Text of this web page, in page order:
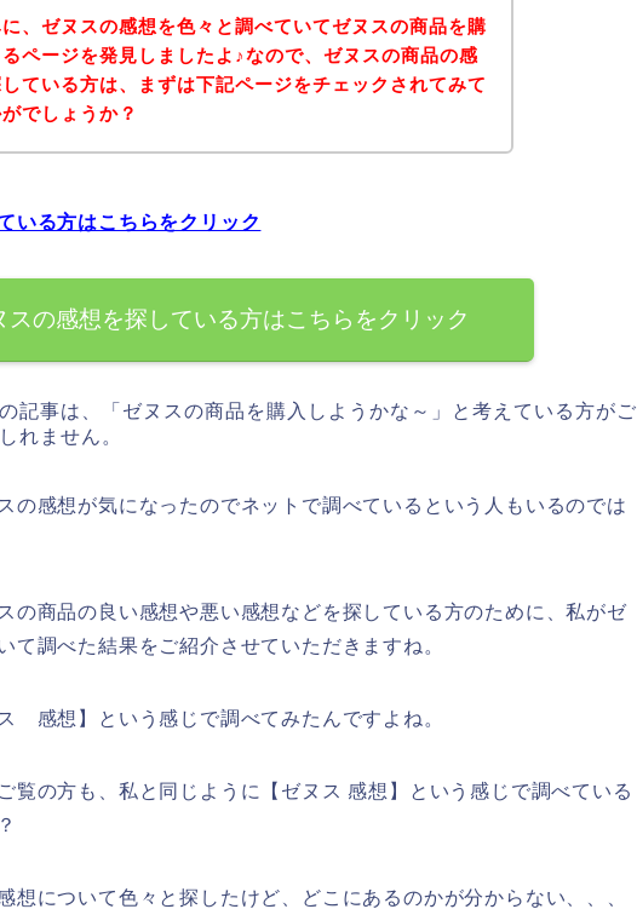
、ゼヌスの感想を色々と調べていてゼヌスの商品を購
るページを発見しましたよ♪なので、ゼヌスの商品の感
ている方は、まずは下記ページをチェックされてみて
でしょうか？
いる方はこちらをクリック
スの感想を探している方はこちらをクリック
記事は、「ゼヌスの商品を購入しようかな～」と考えている方がご
れません。
の感想が気になったのでネットで調べているという人もいるのでは
の商品の良い感想や悪い感想などを探している方のために、私がゼ
て調べた結果をご紹介させていただきますね。
感想】という感じで調べてみたんですよね。
覧の方も、私と同じように【ゼヌス 感想】という感じで調べている
想について色々と探したけど、どこにあるのかが分からない、、、